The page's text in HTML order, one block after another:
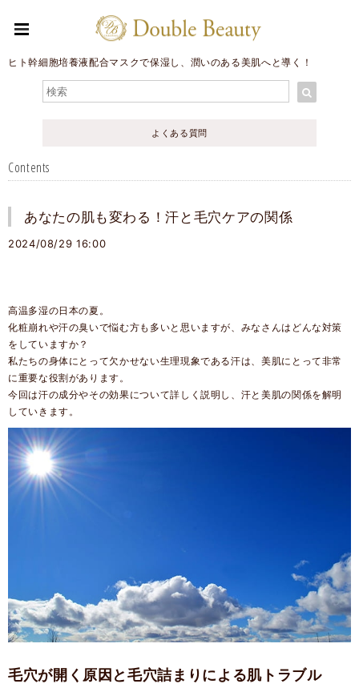
ヒト幹細胞培養液配合マスクで保湿し、潤いのある美肌へと導く！
よくある質問
Contents
あなたの肌も変わる！汗と毛穴ケアの関係
2024/08/29 16:00
高温多湿の日本の夏。
化粧崩れや汗の臭いで悩む方も多いと思いますが、みなさんはどんな対策
をしていますか？
私たちの身体にとって欠かせない生理現象である汗は、美肌にとって非常
に重要な役割があります。
今回は汗の成分やその効果について詳しく説明し、汗と美肌の関係を解明
していきます。
毛穴が開く原因と毛穴詰まりによる肌トラブル